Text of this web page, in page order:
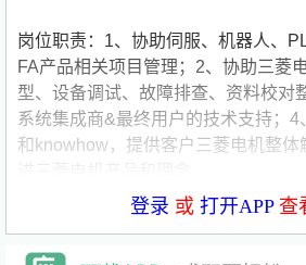
岗位职责：1、协助伺服、机器人、
FA产品相关项目管理；2、协助三菱
型、设备调试、故障排查、资料校对
系统集成商&最终用户的技术支持；4
和knowhow，提供客户三菱电机整体
以上学历；2、熟练操作OFFICE等相
登录 或 打开APP查